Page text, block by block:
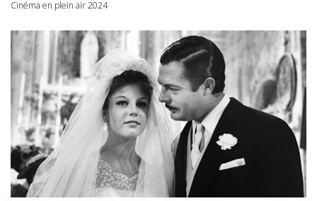
Cinéma en plein air 2024